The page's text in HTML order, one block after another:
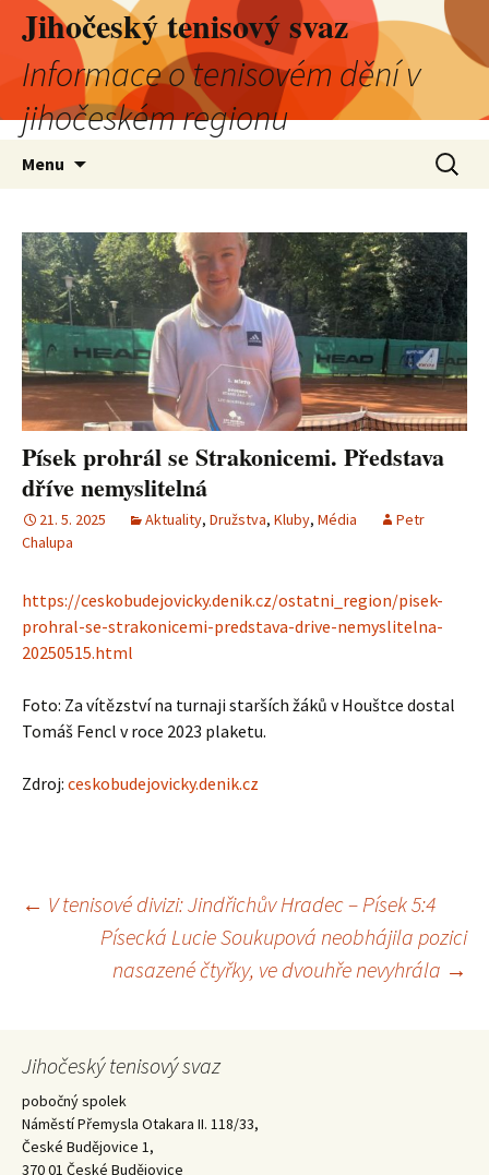
Jihočeský tenisový svaz
Informace o tenisovém dění v
jihočeském regionu
Menu
webu
Písek prohrál se Strakonicemi. Představa
dříve nemyslitelná
21. 5. 2025 Aktuality, Družstva, Kluby, Média
Petr
Chalupa
https://ceskobudejovicky.denik.cz/ostatni_region/pisek-
prohral-se-strakonicemi-predstava-drive-nemyslitelna-
20250515.html
Foto: Za vítězství na turnaji starších žáků v Houštce dostal
Tomáš Fencl v roce 2023 plaketu.
Zdroj: ceskobudejovicky.denik.cz
Navigace
příspěvky
← V tenisové divizi: Jindřichův Hradec – Písek 5:4
Písecká Lucie Soukupová neobhájila pozici
nasazené čtyřky, ve dvouhře nevyhrála →
Jihočeský tenisový svaz
pobočný spolek
Náměstí Přemysla Otakara II. 118/33,
České Budějovice 1,
370 01 České Budějovice